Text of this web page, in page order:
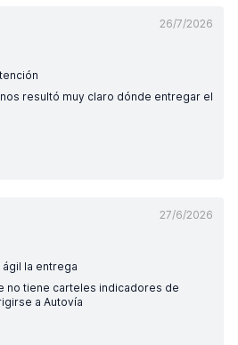
26/7/2026
resultó muy claro dónde entregar el
27/6/2026
ágil la entrega
no tiene carteles indicadores de
a Autovía